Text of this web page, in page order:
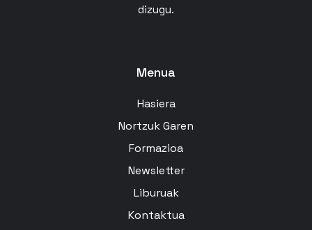
dizugu.
Menua
Hasiera
Nortzuk Garen
Formazioa
Newsletter
Liburuak
Kontaktua